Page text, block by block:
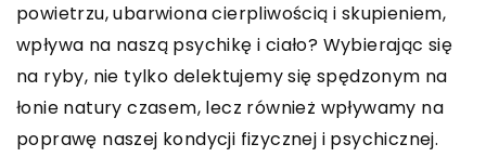
powietrzu, ubarwiona cierpliwością i skupieniem,
wpływa na naszą psychikę i ciało? Wybierając się
na ryby, nie tylko delektujemy się spędzonym na
łonie natury czasem, lecz również wpływamy na
poprawę naszej kondycji fizycznej i psychicznej.